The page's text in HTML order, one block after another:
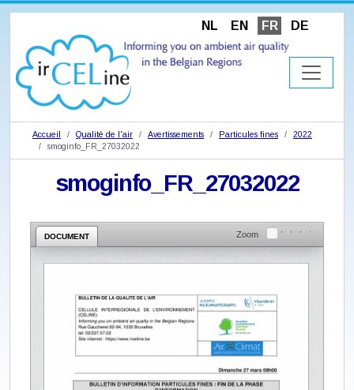
NL EN FR DE
Accueil Qualité de l'air Avertissements Particules fines
2022
smoginfo_FR_27032022
smoginfo_FR_27032022
DOCUMENT Zoom